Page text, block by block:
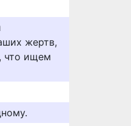
жертв,
что ищем